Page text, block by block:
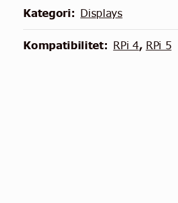
Kategori: Displays
Kompatibilitet: RPi 4, RPi 5